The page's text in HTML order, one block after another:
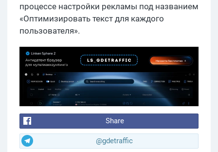
процессе настройки рекламы под названием
«Оптимизировать текст для каждого
пользователя».
Share
@gdetraffic